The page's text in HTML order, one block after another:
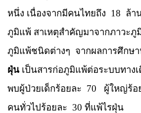
หนึ่ง เนื่องจากมีคนไทยถึง 18 ล้า
ภูมิแพ้ สาเหตุสำคัญมาจากภาวะภู
ภูมิแพ้ชนิดต่างๆ จากผลการศึกษ
ฝุ่น เป็นสารก่อภูมิแพ้ต่อระบบทาง
พบผู้ป่วยเด็กร้อยละ 70 ผู้ใหญ่ร้อ
คนทั่วไปร้อยละ 30 ที่แพ้ไรฝุ่น